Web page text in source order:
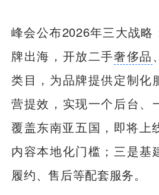
峰会公布2026年三大战略
牌出海，开放二手奢侈品
类目，为品牌提供定制化
营提效，实现一个后台、
覆盖东南亚五国，即将上
内容本地化门槛；三是基
履约、售后等配套服务。